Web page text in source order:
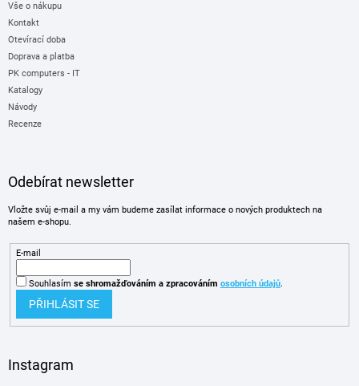
Vše o nákupu
Kontakt
Otevírací doba
Doprava a platba
PK computers - IT
Katalogy
Návody
Recenze
Odebírat newsletter
Vložte svůj e-mail a my vám budeme zasílat informace o nových produktech na
našem e-shopu.
E-mail
Souhlasím se shromažďováním a zpracováním osobních údajů.
PŘIHLÁSIT SE
Instagram